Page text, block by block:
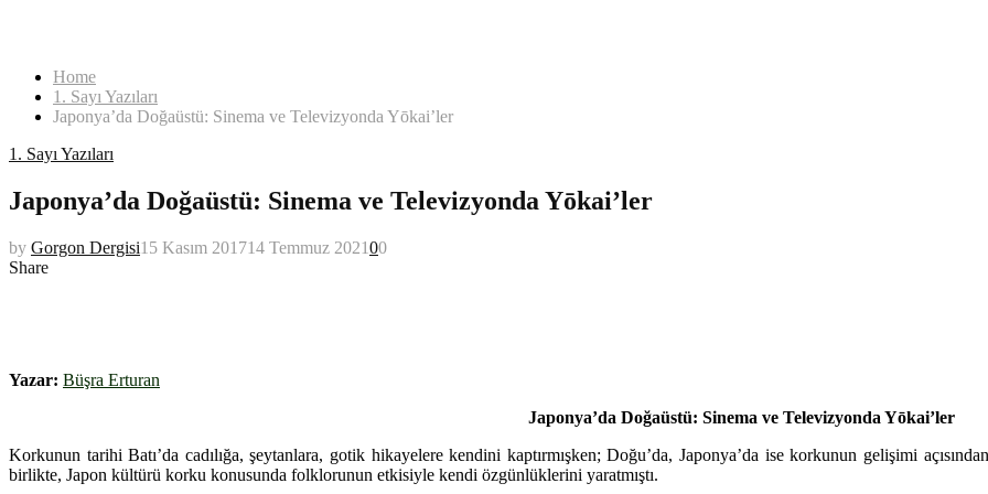
Home
1. Sayı Yazıları
Japonya’da Doğaüstü: Sinema ve Televizyonda Yōkai’ler
1. Sayı Yazıları
Japonya’da Doğaüstü: Sinema ve Televizyonda Yōkai’ler
by Gorgon Dergisi15 Kasım 201714 Temmuz 202100
Share
Yazar: Büşra Erturan
Japonya’da Doğaüstü: Sinema ve Televizyonda Yōkai’ler
Korkunun tarihi Batı’da cadılığa, şeytanlara, gotik hikayelere kendini kaptırmışken; Doğu’da, Japonya’da ise korkunun gelişimi
birlikte, Japon kültürü korku konusunda folklorunun etkisiyle kendi özgünlüklerini yaratmıştı.